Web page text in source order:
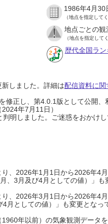
1986年4月30
（地点を指定して
地点ごとの
（地点を指定して
歴代全国ラ
しました。詳細は配信資料に関
正し、第4.0.1版として公開
年7月11日）
明しました。ご迷惑をおかけ
、2026年1月1日から2026年4
3月及び4月としての値）」も
、2026年3月1日から2026年4
月としての値）」も変更とな
年以前）の気象観測データ